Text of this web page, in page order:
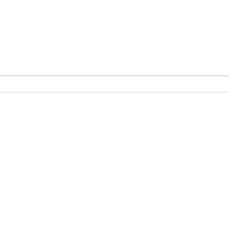
plain pied (construite en 2007 par constructeur) saura
m2 avec une cuisine équipée ouverte, permettant l'accès
salle de bain (7,8 m2). La seconde (11,4 m2) propose une
au RSAC de MONTAUBAN sous le numéro 893 448 241